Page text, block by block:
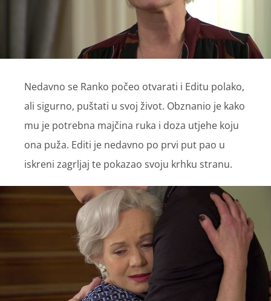
Nedavno se Ranko počeo otvarati i Editu polako,
ali sigurno, puštati u svoj život. Obznanio je kako
mu je potrebna majčina ruka i doza utjehe koju
ona puža. Editi je nedavno po prvi put pao u
iskreni zagrljaj te pokazao svoju krhku stranu.